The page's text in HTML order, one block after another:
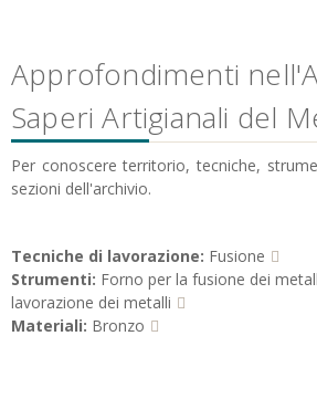
Approfondimenti
Saperi Artigianali del
Per conoscere territorio, tecniche,
sezioni dell'archivio.
Tecniche di lavorazione: Fusione
Strumenti: Forno per la fusione dei
lavorazione dei metalli
Materiali: Bronzo